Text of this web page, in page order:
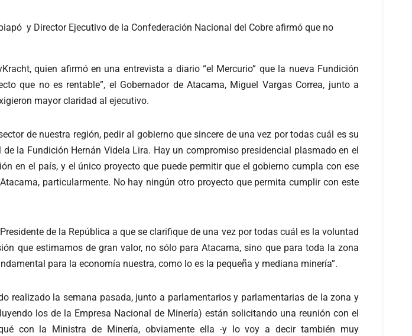
y Director Ejecutivo de la Confederación Nacional del Cobre afirmó que no
quien afirmó en una entrevista a diario “el Mercurio” que la nueva Fundición
que no es rentable”, el Gobernador de Atacama, Miguel Vargas Correa, junto a
mayor claridad al ejecutivo.
de nuestra región, pedir al gobierno que sincere de una vez por todas cuál es su
la Fundición Hernán Videla Lira. Hay un compromiso presidencial plasmado en el
en el país, y el único proyecto que puede permitir que el gobierno cumpla con ese
particularmente. No hay ningún otro proyecto que permita cumplir con este
de la República a que se clarifique de una vez por todas cuál es la voluntad
que estimamos de gran valor, no sólo para Atacama, sino que para toda la zona
para la economía nuestra, como lo es la pequeña y mediana minería”.
realizado la semana pasada, junto a parlamentarios y parlamentarias de la zona y
los de la Empresa Nacional de Minería) están solicitando una reunión con el
con la Ministra de Minería, obviamente ella -y lo voy a decir también muy